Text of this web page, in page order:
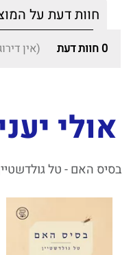
חוות דעת על
0 חוות דעת (אין
אולי
בסיס האם - טל